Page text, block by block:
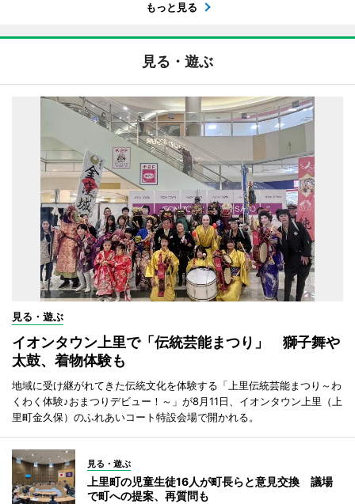
もっと見る
見る・遊ぶ
見る・遊ぶ
イオンタウン上里で「伝統芸能まつり」 獅子舞や
太鼓、着物体験も
地域に受け継がれてきた伝統文化を体験する「上里伝統芸能まつり～わ
くわく体験♪おまつりデビュー！～」が8月11日、イオンタウン上里（上
里町金久保）のふれあいコート特設会場で開かれる。
見る・遊ぶ
上里町の児童生徒16人が町長らと意見交換 議場
で町への提案、再質問も